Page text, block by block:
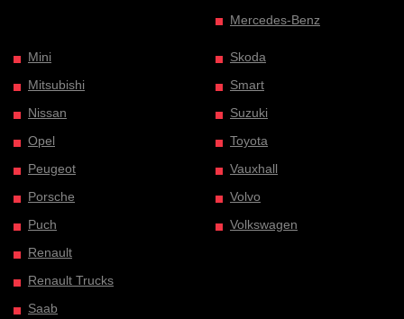
Mercedes-Benz
Mini
Mitsubishi
Nissan
Opel
Peugeot
Porsche
Puch
Renault
Renault Trucks
Saab
Skoda
Smart
Suzuki
Toyota
Vauxhall
Volvo
Volkswagen